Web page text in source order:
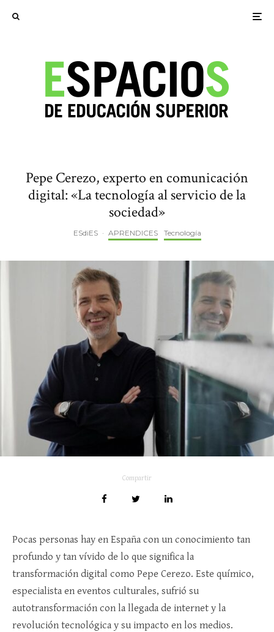
Pepe Cerezo, experto en comunicación
digital: «La tecnología al servicio de la
sociedad»
ESdiES · APRENDICES Tecnología
Compartir
Pocas personas hay en España con un conocimiento tan
profundo y tan vívido de lo que significa la
transformación digital como Pepe Cerezo. Este químico,
especialista en eventos culturales, sufrió su
autotransformación con la llegada de internet y la
revolución tecnológica y su impacto en los medios.